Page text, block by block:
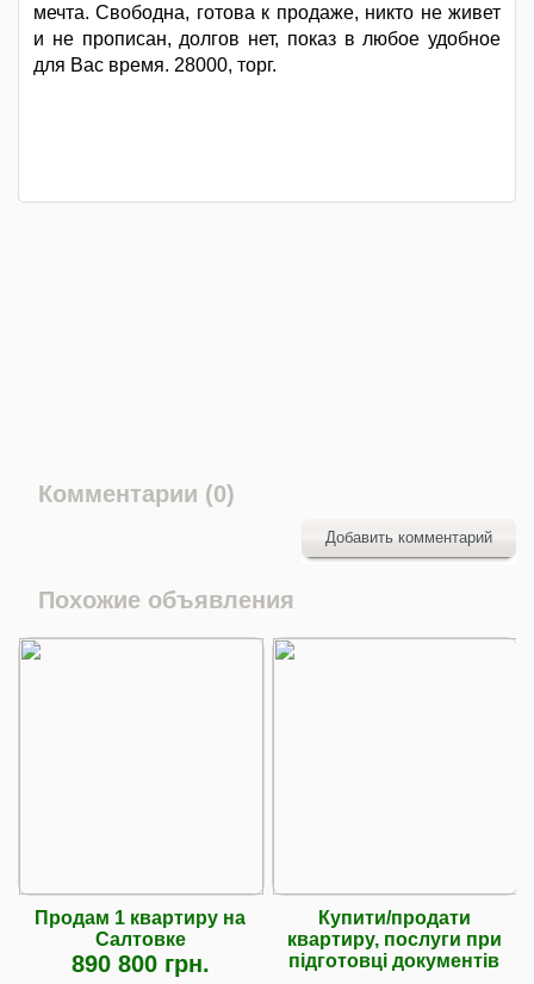
мечта. Свободна, готова к продаже, никто не живет
и не прописан, долгов нет, показ в любое удобное
для Вас время. 28000, торг.
Комментарии (0)
Добавить комментарий
Похожие объявления
Продам 1 квартиру на
Салтовке
890 800 грн.
Купити/продати
квартиру, послуги при
підготовці документів